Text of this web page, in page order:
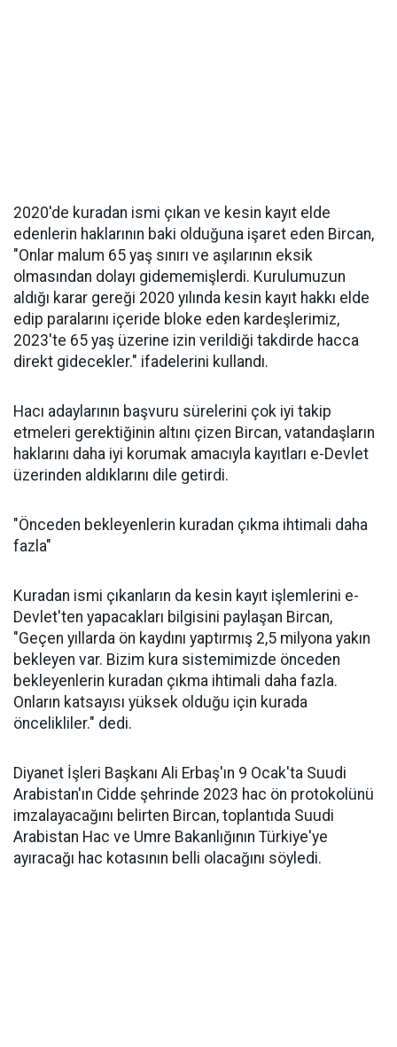
2020'de kuradan ismi çıkan ve kesin kayıt elde
edenlerin haklarının baki olduğuna işaret eden Bircan,
"Onlar malum 65 yaş sınırı ve aşılarının eksik
olmasından dolayı gidememişlerdi. Kurulumuzun
aldığı karar gereği 2020 yılında kesin kayıt hakkı elde
edip paralarını içeride bloke eden kardeşlerimiz,
2023'te 65 yaş üzerine izin verildiği takdirde hacca
direkt gidecekler." ifadelerini kullandı.
Hacı adaylarının başvuru sürelerini çok iyi takip
etmeleri gerektiğinin altını çizen Bircan, vatandaşların
haklarını daha iyi korumak amacıyla kayıtları e-Devlet
üzerinden aldıklarını dile getirdi.
"Önceden bekleyenlerin kuradan çıkma ihtimali daha
fazla"
Kuradan ismi çıkanların da kesin kayıt işlemlerini e-
Devlet'ten yapacakları bilgisini paylaşan Bircan,
"Geçen yıllarda ön kaydını yaptırmış 2,5 milyona yakın
bekleyen var. Bizim kura sistemimizde önceden
bekleyenlerin kuradan çıkma ihtimali daha fazla.
Onların katsayısı yüksek olduğu için kurada
öncelikliler." dedi.
Diyanet İşleri Başkanı Ali Erbaş'ın 9 Ocak'ta Suudi
Arabistan'ın Cidde şehrinde 2023 hac ön protokolünü
imzalayacağını belirten Bircan, toplantıda Suudi
Arabistan Hac ve Umre Bakanlığının Türkiye'ye
ayıracağı hac kotasının belli olacağını söyledi.